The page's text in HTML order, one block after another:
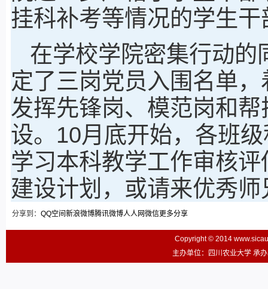
挂科补考等情况的学生
在学校学院密集行动的
定了三岗党员入围名单
发挥先锋岗、模范岗和
设。10月底开始，各班
学习本科教学工作审核
建设计划，或请来优秀
分享到： QQ空间 新浪微博腾讯微博人人网微信更多分享
Copyright © 2014
主办单位：四川农业大学 承